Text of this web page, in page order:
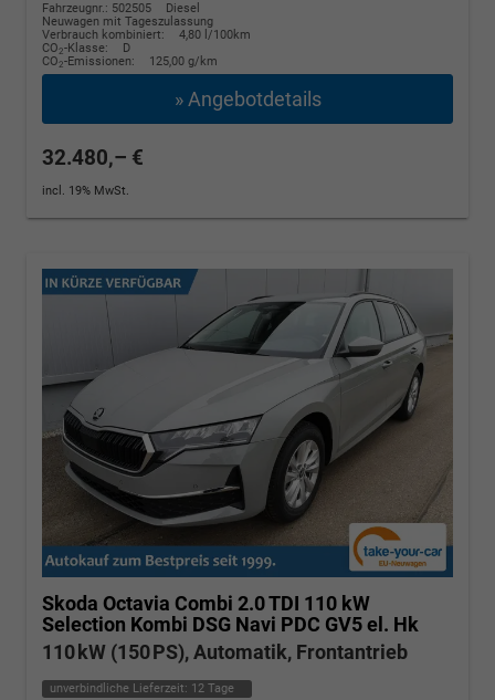
Fahrzeugnr.: 502505
Diesel
Neuwagen mit Tageszulassung
Verbrauch kombiniert:
4,80 l/100km
CO2-Klasse:
D
CO2-Emissionen: 125,00 g/km
» Angebotdetails
32.480,– €
incl. 19% MwSt.
Skoda Octavia Combi 2.0 TDI 110 kW
Selection Kombi DSG Navi PDC GV5 el. Hk
110 kW (150 PS), Automatik, Frontantrieb
unverbindliche Lieferzeit: 12 Tage